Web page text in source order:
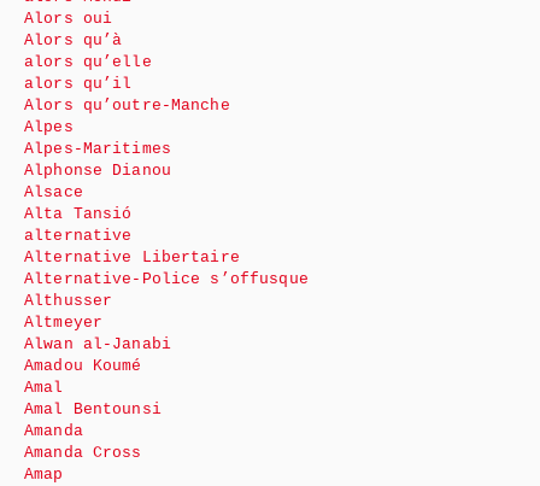
Alors oui
Alors qu’à
alors qu’elle
alors qu’il
Alors qu’outre-Manche
Alpes
Alpes-Maritimes
Alphonse Dianou
Alsace
Alta Tansió
alternative
Alternative Libertaire
Alternative-Police s’offusque
Althusser
Altmeyer
Alwan al-Janabi
Amadou Koumé
Amal
Amal Bentounsi
Amanda
Amanda Cross
Amap